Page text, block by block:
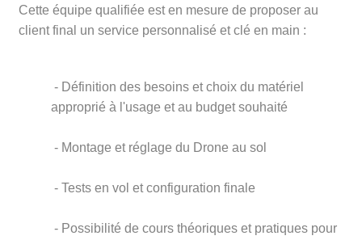
Cette équipe qualifiée est en mesure de proposer au
client final un service personnalisé et clé en main :
- Définition des besoins et choix du matériel
approprié à l'usage et au budget souhaité
- Montage et réglage du Drone au sol
- Tests en vol et configuration finale
- Possibilité de cours théoriques et pratiques pour